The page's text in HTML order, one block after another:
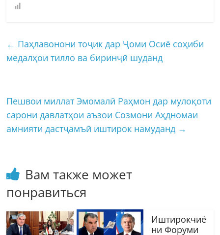
← Паҳлавонони тоҷик дар Ҷоми Осиё соҳиби
медалҳои тилло ва биринҷӣ шуданд
Пешвои миллат Эмомалӣ Раҳмон дар мулоқоти
сарони давлатҳои аъзои Созмони Аҳдномаи
амнияти дастҷамъӣ иштирок намуданд →
Вам также может
понравиться
Иштирокчиё
ни Форуми